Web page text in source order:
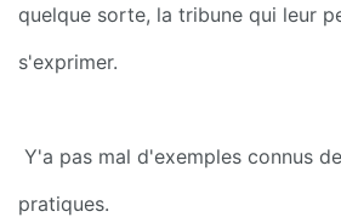
quelque sorte, la tribune qui leur
s'exprimer.
pratiques.